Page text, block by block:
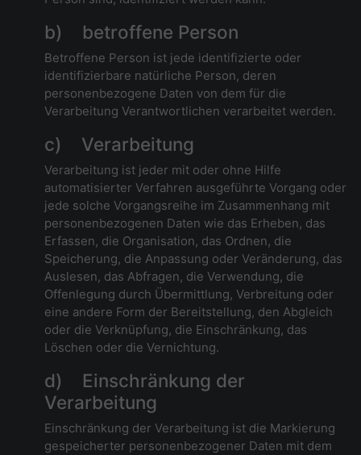
b) betroffene Person
Betroffene Person ist jede identifizierte oder
identifizierbare natürliche Person, deren
personenbezogene Daten von dem für die
Verarbeitung Verantwortlichen verarbeitet werden.
c) Verarbeitung
Verarbeitung ist jeder mit oder ohne Hilfe
automatisierter Verfahren ausgeführte Vorgang oder
jede solche Vorgangsreihe im Zusammenhang mit
personenbezogenen Daten wie das Erheben, das
Erfassen, die Organisation, das Ordnen, die
Speicherung, die Anpassung oder Veränderung, das
Auslesen, das Abfragen, die Verwendung, die
Offenlegung durch Übermittlung, Verbreitung oder
eine andere Form der Bereitstellung, den Abgleich
oder die Verknüpfung, die Einschränkung, das
Löschen oder die Vernichtung.
d) Einschränkung der
Verarbeitung
Einschränkung der Verarbeitung ist die Markierung
gespeicherter personenbezogener Daten mit dem